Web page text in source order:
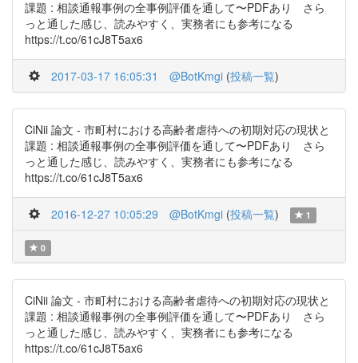
課題 : 相談通報事例の全事例評価を通して〜PDFあり さら
っと通した感じ、読みやすく、実務者にも参考になる
https://t.co/61cJ8T5ax6
2017-03-17 16:05:31 @BotKmgi (投稿一覧)
CiNii 論文 - 市町村における高齢者虐待への初期対応の現状と
課題 : 相談通報事例の全事例評価を通して〜PDFあり さら
っと通した感じ、読みやすく、実務者にも参考になる
https://t.co/61cJ8T5ax6
2016-12-27 10:05:29 @BotKmgi (投稿一覧) 1
0
CiNii 論文 - 市町村における高齢者虐待への初期対応の現状と
課題 : 相談通報事例の全事例評価を通して〜PDFあり さら
っと通した感じ、読みやすく、実務者にも参考になる
https://t.co/61cJ8T5ax6